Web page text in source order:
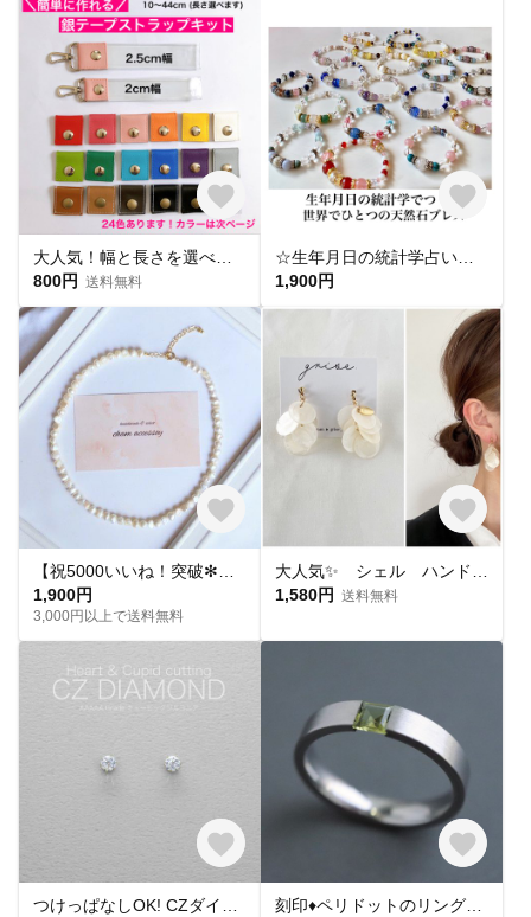
800円 送料無料
1,900円
1,900円
3,000円以上で送料無料
1,580円 送料無料